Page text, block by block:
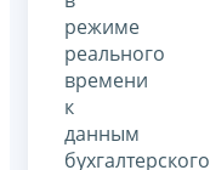
режиме
реального
времени
к
данным
бухгалтерского